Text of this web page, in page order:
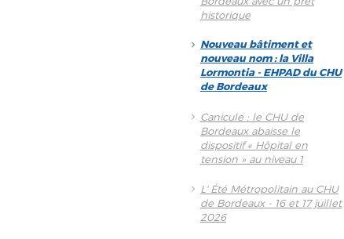
historique
Nouveau bâtiment et
nouveau nom : la Villa
Lormontia - EHPAD du CHU
de Bordeaux
Canicule : le CHU de
Bordeaux abaisse le
dispositif « Hôpital en
tension » au niveau 1
L' Été Métropolitain au CHU
de Bordeaux - 16 et 17 juillet
2026